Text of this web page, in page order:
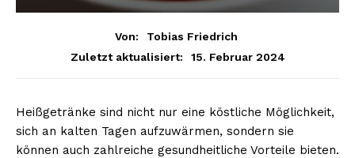
Von:
Tobias Friedrich
Zuletzt aktualisiert:
15. Februar 2024
Heißgetränke sind nicht nur eine köstliche Möglichkeit,
sich an kalten Tagen aufzuwärmen, sondern sie
können auch zahlreiche gesundheitliche Vorteile bieten.